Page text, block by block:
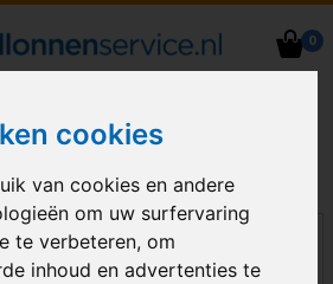
cookies
van cookies en andere
om uw surfervaring
te verbeteren, om
inhoud en advertenties te
0